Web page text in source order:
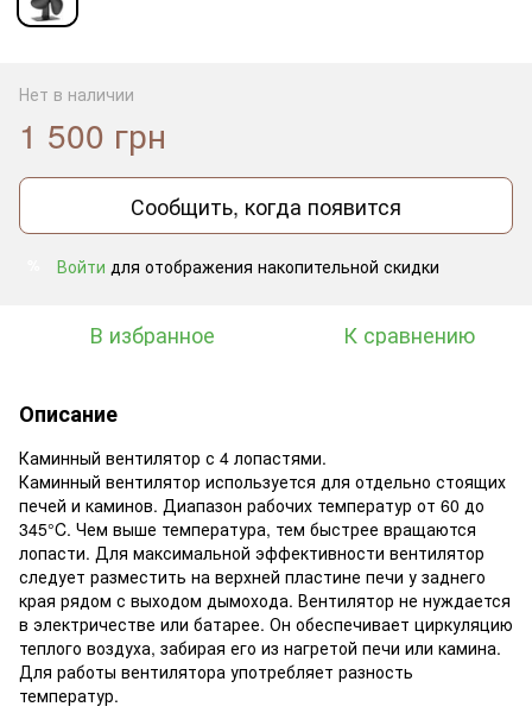
Нет в наличии
1 500 грн
Сообщить, когда появится
Войти для отображения накопительной скидки
В избранное К сравнению
Описание
Каминный вентилятор с 4 лопастями.
Каминный вентилятор используется для отдельно стоящих
печей и каминов. Диапазон рабочих температур от 60 до
345°C. Чем выше температура, тем быстрее вращаются
лопасти. Для максимальной эффективности вентилятор
следует разместить на верхней пластине печи у заднего
края рядом с выходом дымохода. Вентилятор не нуждается
в электричестве или батарее. Он обеспечивает циркуляцию
теплого воздуха, забирая его из нагретой печи или камина.
Для работы вентилятора употребляет разность
температур.